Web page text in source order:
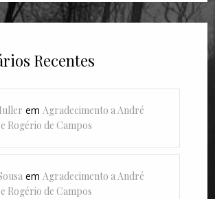
Recentes
emAgradecimento a André
Rogério de Campos
emAgradecimento a André
Rogério de Campos